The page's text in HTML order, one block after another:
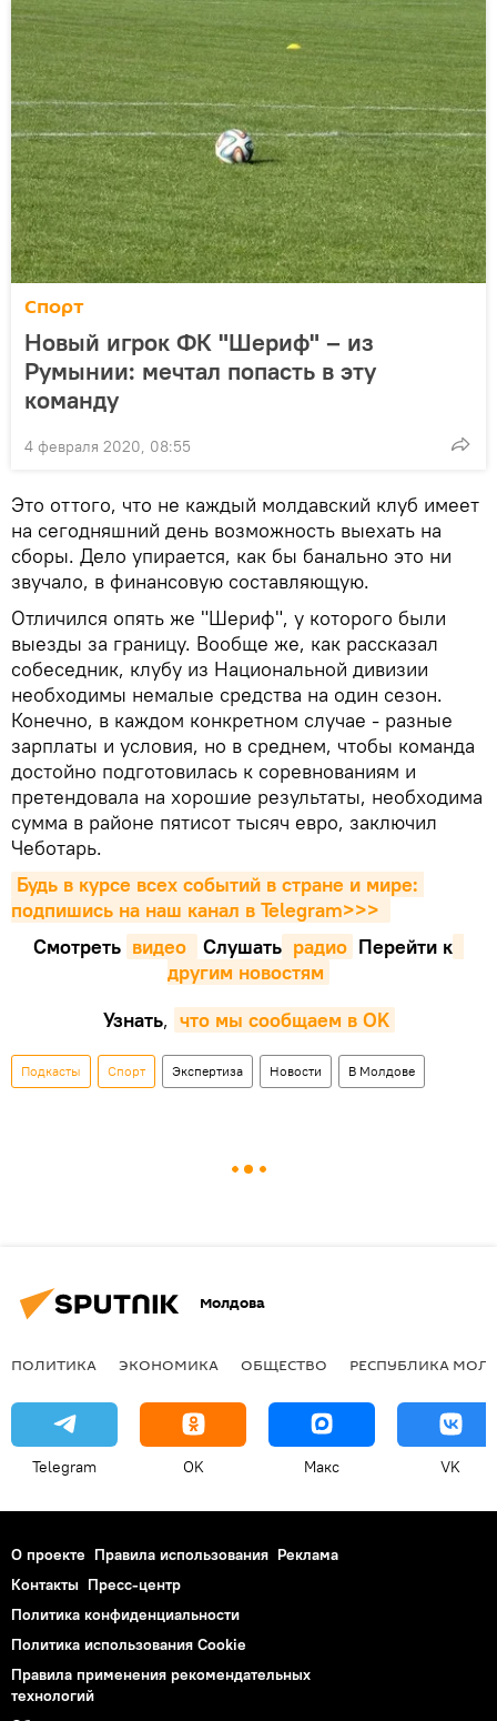
Спорт
Новый игрок ФК "Шериф" – из
Румынии: мечтал попасть в эту
команду
4 февраля 2020, 08:55
Это оттого, что не каждый молдавский клуб имеет
на сегодняшний день возможность выехать на
сборы. Дело упирается, как бы банально это ни
звучало, в финансовую составляющую.
Отличился опять же "Шериф", у которого были
выезды за границу. Вообще же, как рассказал
собеседник, клубу из Национальной дивизии
необходимы немалые средства на один сезон.
Конечно, в каждом конкретном случае - разные
зарплаты и условия, но в среднем, чтобы команда
достойно подготовилась к соревнованиям и
претендовала на хорошие результаты, необходима
сумма в районе пятисот тысяч евро, заключил
Чеботарь.
Будь в курсе всех событий в стране и мире:
подпишись на наш канал в Telegram>>>
Смотреть видео Cлушать радио Перейти к
другим новостям
Узнать, что мы сообщаем в OK
Подкасты Спорт Экспертиза Новости В Молдове
Молдова
ПОЛИТИКА ЭКОНОМИКА ОБЩЕСТВО РЕСПУБЛИКА
Telegram OK Макс VK
О проекте Правила использования Реклама
Контакты Пресс-центр
Политика конфиденциальности
Политика использования Cookie
Правила применения рекомендательных
технологий